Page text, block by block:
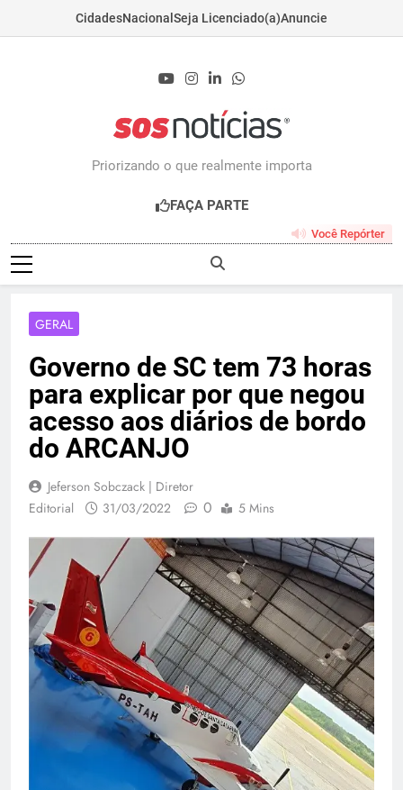
CidadesNacional Seja Licenciado(a)Anuncie
Priorizando o que realmente importa
FAÇA PARTE
Você Repórter
GERAL
Governo de SC tem 73 horas
para explicar por que negou
acesso aos diários de bordo
do ARCANJO
Jeferson Sobczack | Diretor
Editorial
31/03/2022 0 5 Mins